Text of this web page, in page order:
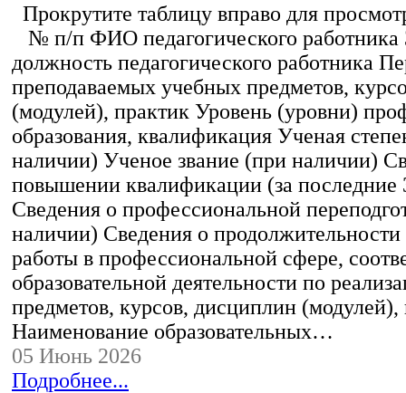
Прокрутите таблицу вправо для
№ п/п ФИО педагогического работника
должность педагогического работника
преподаваемых учебных предметов,
(модулей), практик Уровень (уровни)
образования, квалификация Ученая
наличии) Ученое звание (при наличии)
повышении квалификации (за последние
Сведения о профессиональной
наличии) Сведения о
работы в профессиональной сфере,
образовательной деятельности по
предметов, курсов, дисциплин (модулей),
Наименование образовательных…
05 Июнь 2026
Подробнее...